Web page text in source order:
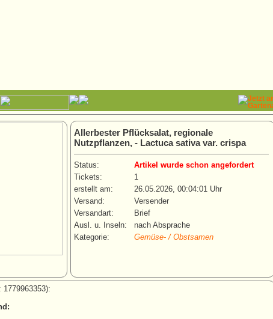
Allerbester Pflücksalat, regionale
Nutzpflanzen, - Lactuca sativa var. crispa
Status:
Artikel wurde schon angefordert
Tickets:
1
erstellt am:
26.05.2026, 00:04:01 Uhr
Versand:
Versender
Versandart:
Brief
Ausl. u. Inseln:
nach Absprache
Kategorie:
Gemüse- / Obstsamen
1779963353):